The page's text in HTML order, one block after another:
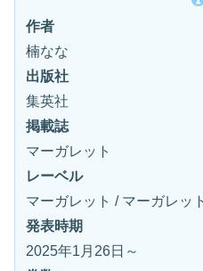
作者
楠なな
出版社
集英社
掲載誌
マーガレット
レーベル
マーガレット / マーガレッ
発表時期
2025年1月26日～